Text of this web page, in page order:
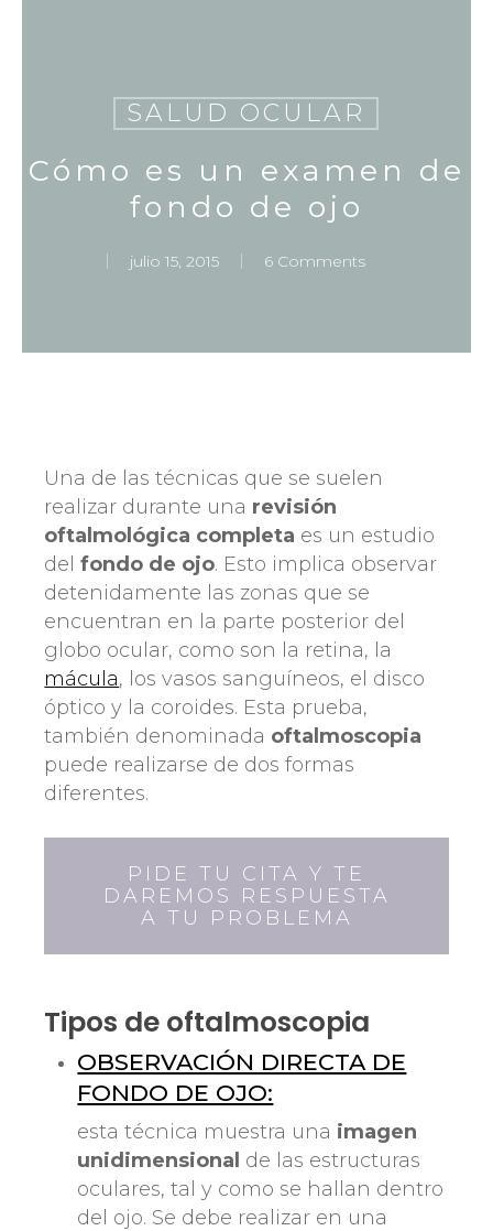
SALUD OCULAR
Cómo es un examen de
fondo de ojo
julio 15, 2015 6 Comments
Una de las técnicas que se suelen
realizar durante una revisión
oftalmológica completa es un estudio
delfondo de ojo. Esto implica observar
detenidamente las zonas que se
encuentran en la parte posterior del
globo ocular, como son la retina, la
mácula, los vasos sanguíneos, el disco
óptico y la coroides. Esta prueba,
también denominada oftalmoscopia
puede realizarse de dos formas
diferentes.
PIDE TU CITA Y TE
DAREMOS RESPUESTA
A TU PROBLEMA
Tipos de oftalmoscopia
OBSERVACIÓN DIRECTA DE
FONDO DE OJO:
esta técnica muestra una imagen
unidimensional de las estructuras
oculares, tal y como se hallan dentro
del ojo. Se debe realizar en una